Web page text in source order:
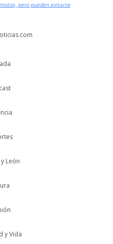
pero pueden evitarse
León
y Vida